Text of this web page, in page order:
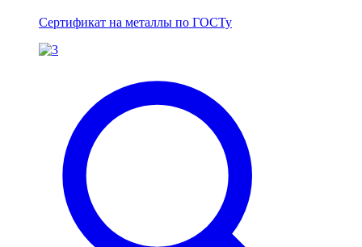
Сертификат на металлы по ГОСТу